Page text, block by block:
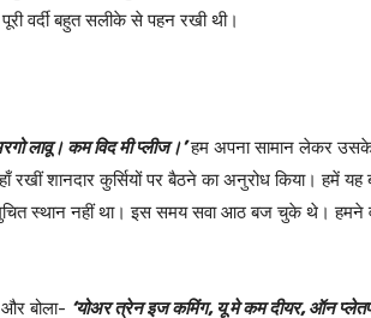
वर्दी बहुत सलीके से पहन रखी थी।
लावू। कम विद मी प्लीज।’हम अपना सामान लेकर
शानदार कुर्सियों पर बैठने का अनुरोध किया। हमें यह
स्थान नहीं था। इस समय सवा आठ बज चुके थे। हमने
बोला- ‘योअर त्रेन इज कमिंग, यू मे कम दीयर, ऑन